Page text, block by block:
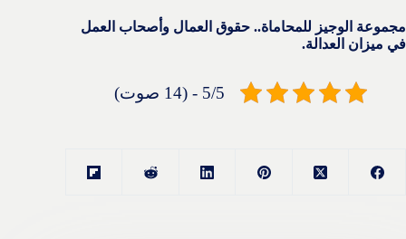
مجموعة الوجيز للمحاماة.. حقوق العمال وأصحاب العمل
في ميزان العدالة.
5/5 - (14 صوت)